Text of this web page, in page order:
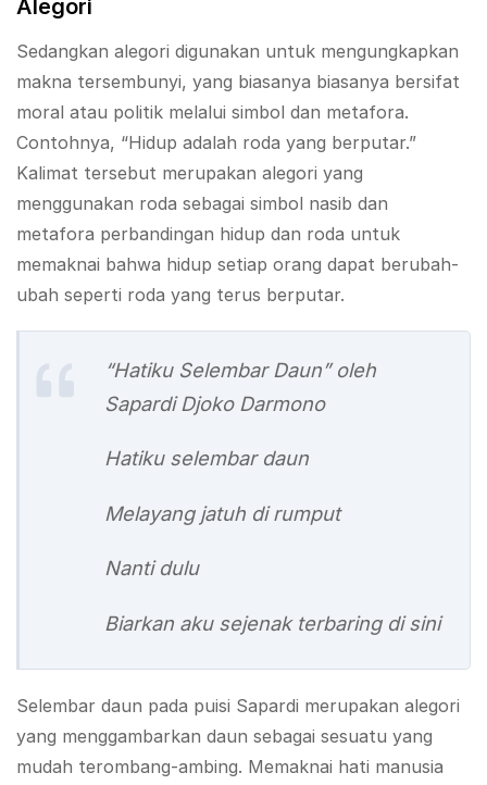
Alegori
Sedangkan alegori digunakan untuk mengungkapkan
makna tersembunyi, yang biasanya biasanya bersifat
moral atau politik melalui simbol dan metafora.
Contohnya, “Hidup adalah roda yang berputar.”
Kalimat tersebut merupakan alegori yang
menggunakan roda sebagai simbol nasib dan
metafora perbandingan hidup dan roda untuk
memaknai bahwa hidup setiap orang dapat berubah-
ubah seperti roda yang terus berputar.
“Hatiku Selembar Daun” oleh
Sapardi Djoko Darmono
Hatiku selembar daun
Melayang jatuh di rumput
Nanti dulu
Biarkan aku sejenak terbaring di sini
Selembar daun pada puisi Sapardi merupakan alegori
yang menggambarkan daun sebagai sesuatu yang
mudah terombang-ambing. Memaknai hati manusia